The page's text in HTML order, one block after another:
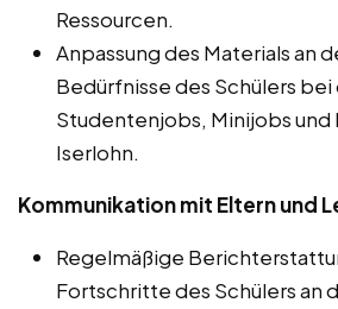
Ressourcen.
Anpassung des Materials an
Bedürfnisse des Schülers bei
Studentenjobs, Minijobs und
Iserlohn.
Kommunikation mit Eltern und
Regelmäßige
Fortschritte des Schülers an